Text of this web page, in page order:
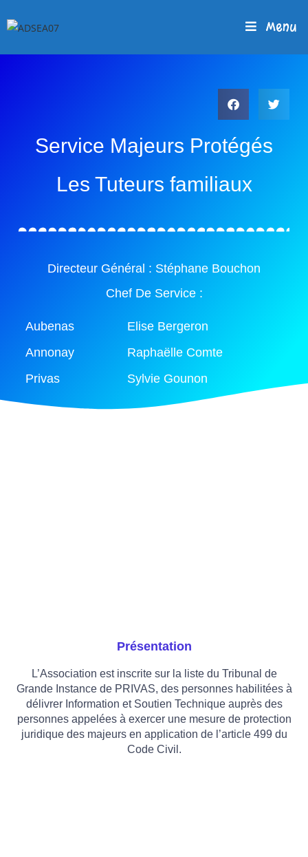
Menu
Service Majeurs Protégés
Les Tuteurs familiaux
Directeur Général : Stéphane Bouchon
Chef De Service :
Aubenas
Annonay
Privas
Elise Bergeron
Raphaëlle Comte
Sylvie Gounon
Présentation
L’Association est inscrite sur la liste du Tribunal de
Grande Instance de PRIVAS, des personnes habilitées à
délivrer Information et Soutien Technique auprès des
personnes appelées à exercer une mesure de protection
juridique des majeurs en application de l’article 499 du
Code Civil.